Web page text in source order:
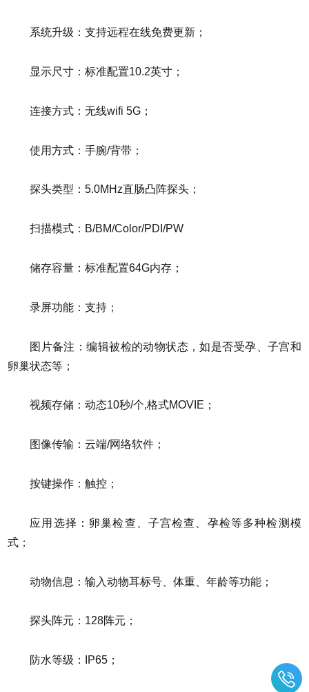
系统升级：支持远程在线免费更新；
显示尺寸：标准配置10.2英寸；
连接方式：无线wifi 5G；
使用方式：手腕/背带；
探头类型：5.0MHz直肠凸阵探头；
扫描模式：B/BM/Color/PDI/PW
储存容量：标准配置64G内存；
录屏功能：支持；
图片备注：编辑被检的动物状态，如是否受孕、子宫和
卵巢状态等；
视频存储：动态10秒/个,格式MOVIE；
图像传输：云端/网络软件；
按键操作：触控；
应用选择：卵巢检查、子宫检查、孕检等多种检测模
式；
动物信息：输入动物耳标号、体重、年龄等功能；
探头阵元：128阵元；
防水等级：IP65；